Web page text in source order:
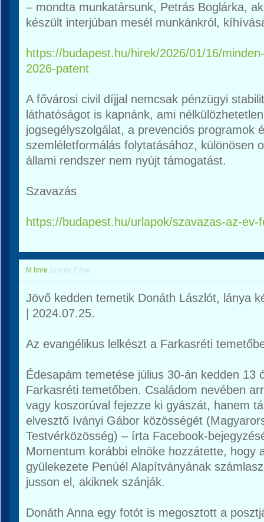
– mondta munkatársunk, Petrás Boglárka,
készült interjúban mesél munkánkról,
https://budapest.hu/hirek/2026/01/16/
2026-patent
A fővárosi civil díjjal nemcsak pénzügyi
láthatóságot is kapnánk, ami
jogsegélyszolgálat, a prevenciós programok
szemléletformálás folytatásához, különösen
állami rendszer nem nyújt támogatást.
Szavazás
https://budapest.hu/urlapok/szavazas-az-
M Imre üzente 2 éve
Jövő kedden temetik Donáth Lászlót, lánya
| 2024.07.25.
Az evangélikus lelkészt a Farkasréti
Édesapám temetése július 30-án kedden 13
Farkasréti temetőben. Családom nevében
vagy koszorúval fejezze ki gyászát, hanem
elvesztő Iványi Gábor közösségét
Testvérközösség) – írta Facebook-
Momentum korábbi elnöke hozzátette, hogy
gyülekezete Penúél Alapítványának
jusson el, akiknek szánják.
Donáth Anna egy fotót is megosztott a